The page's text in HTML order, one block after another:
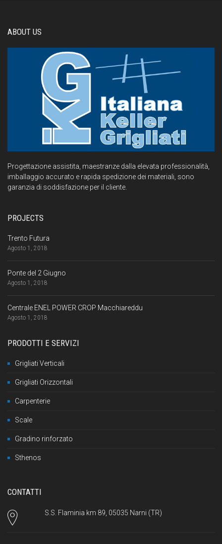
ABOUT US
Progettazione assistita, maestranze dalla elevata professionalità,
imballaggio accurato e rapida spedizione dei materiali, sono
garanzia di soddisfazione per il cliente.
PROJECTS
Trento Futura
Agosto 1, 2018
Ponte del 2 Giugno
Agosto 1, 2018
Centrale ENEL POWER CROP Macchiareddu
Agosto 1, 2018
PRODOTTI E SERVIZI
Grigliati Verticali
Grigliati Orizzontali
Carpenterie
Scale
Gradino rinforzato
Sthenos
CONTATTI
S.S. Flaminia km 89, 05035 Narni (TR)